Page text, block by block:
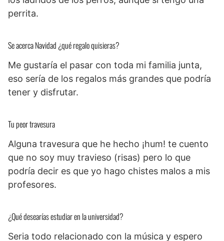
perrita.
Se acerca Navidad ¿qué regalo quisieras?
Me gustaría el pasar con toda mi familia junta,
eso sería de los regalos más grandes que podría
tener y disfrutar.
Tu peor travesura
Alguna travesura que he hecho ¡hum! te cuento
que no soy muy travieso (risas) pero lo que
podría decir es que yo hago chistes malos a mis
profesores.
¿Qué desearías estudiar en la universidad?
Seria todo relacionado con la música y espero